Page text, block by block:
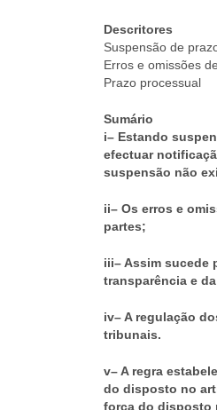
Descritores
Suspensão de
Erros e omissões
Prazo processual
Sumário
i– Estando
efectuar
suspensão não
ii– Os erros e
partes;
iii– Assim sucede
transparência e
iv– A regulação
tribunais.
v– A regra
do disposto no
força do disposto